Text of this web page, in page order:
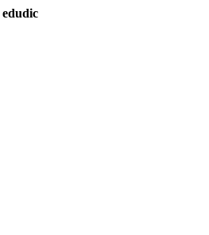
edudic